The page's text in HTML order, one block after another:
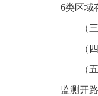
6类区域
（
（
（
监测开